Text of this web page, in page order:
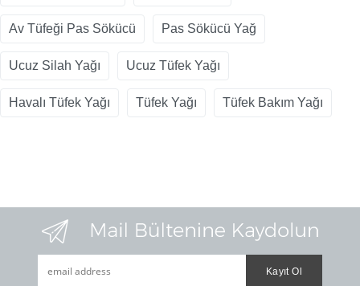
Av Tüfeği Pas Sökücü Pas Sökücü Yağ
Ucuz Silah Yağı Ucuz Tüfek Yağı
Havalı Tüfek Yağı Tüfek Yağı Tüfek Bakım Yağı